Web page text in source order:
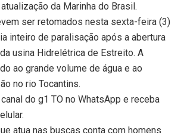
da Marinha do Brasil.
ser retomados nesta sexta-feira (3)
inteiro de paralisação após a abertura
usina Hidrelétrica de Estreito. A
ao grande volume de água e ao
no rio Tocantins.
do g1 TO no WhatsApp e receba
atua nas buscas conta com homens